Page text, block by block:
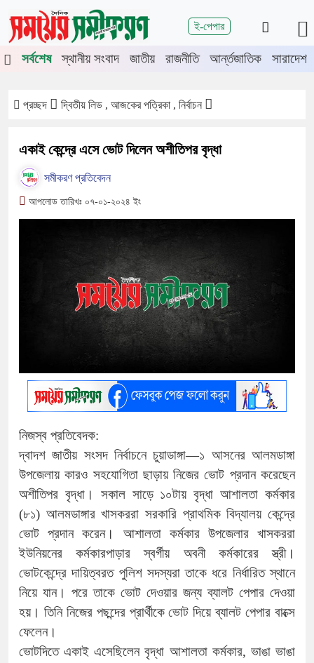
ই-পেপার
শিরোনাম
মেহেরপুরে জামায়াতের গণমিছিল
চুয়াডাঙ্গায় সওজের
সর্বশেষ
স্থানীয় সংবাদ জাতীয় রাজনীতি আর্ন্তজাতিক সারাদেশ
প্রচ্ছদ দ্বিতীয় লিড , আজকের পত্রিকা , নির্বাচন
একাই কেন্দ্রে এসে ভোট দিলেন অশীতিপর বৃদ্ধা
সমীকরণ প্রতিবেদন
আপলোড তারিখঃ ০৭-০১-২০২৪ ইং
নিজস্ব প্রতিবেদক:
দ্বাদশ জাতীয় সংসদ নির্বাচনে চুয়াডাঙ্গা—১ আসনের আলমডাঙ্গা
উপজেলায় কারও সহযোগিতা ছাড়ায় নিজের ভোট প্রদান করেছেন
অশীতিপর বৃদ্ধা। সকাল সাড়ে ১০টায় বৃদ্ধা আশালতা কর্মকার
(৮১) আলমডাঙ্গার খাসকররা সরকারি প্রাথমিক বিদ্যালয় কেন্দ্রে
ভোট প্রদান করেন। আশালতা কর্মকার উপজেলার খাসকররা
ইউনিয়নের কর্মকারপাড়ার স্বর্গীয় অবনী কর্মকারের স্ত্রী।
ভোটকেন্দ্রে দায়িত্বরত পুলিশ সদস্যরা তাকে ধরে নির্ধারিত স্থানে
নিয়ে যান। পরে তাকে ভোট দেওয়ার জন্য ব্যালট পেপার দেওয়া
হয়। তিনি নিজের পছন্দের প্রার্থীকে ভোট দিয়ে ব্যালট পেপার বাক্সে
ফেলেন।
ভোটদিতে একাই এসেছিলেন বৃদ্ধা আশালতা কর্মকার, ভাঙা ভাঙা